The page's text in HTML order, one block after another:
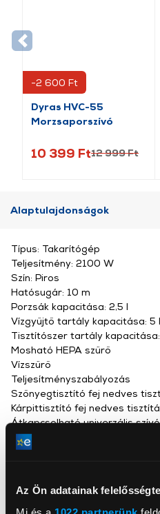
Az Ön adatainak
-2 600 Ft
Dyras HVC-55
Morzsaporszívó
10 399 Ft12 999 Ft
Alaptulajdonságok
Típus: Takarítógép
Teljesítmény: 2100 W
Szín: Piros
Hatósugár: 10 m
Porzsák kapacitása: 2,5 l
Vízgyűjtő tartály kapacitása: 5 l
Tisztítószer tartály kapacitása:
Mosható HEPA szűrő
Vízszűrő
Teljesítményszabályozás
Szőnyegtisztító fej nedves
Kárpittisztító fej nedves
Átkapcsolható univerzális
Résszívó
Bútorkefe